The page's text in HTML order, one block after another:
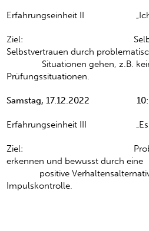
Erfahrungseinheit II „Ich
Ziel:
Selbstvertrauen durch
Prüfungssituationen.
Samstag, 17.12.2022 10:00
Erfahrungseinheit III „Es
Ziel:
erkennen und bewusst durch eine
Impulskontrolle.